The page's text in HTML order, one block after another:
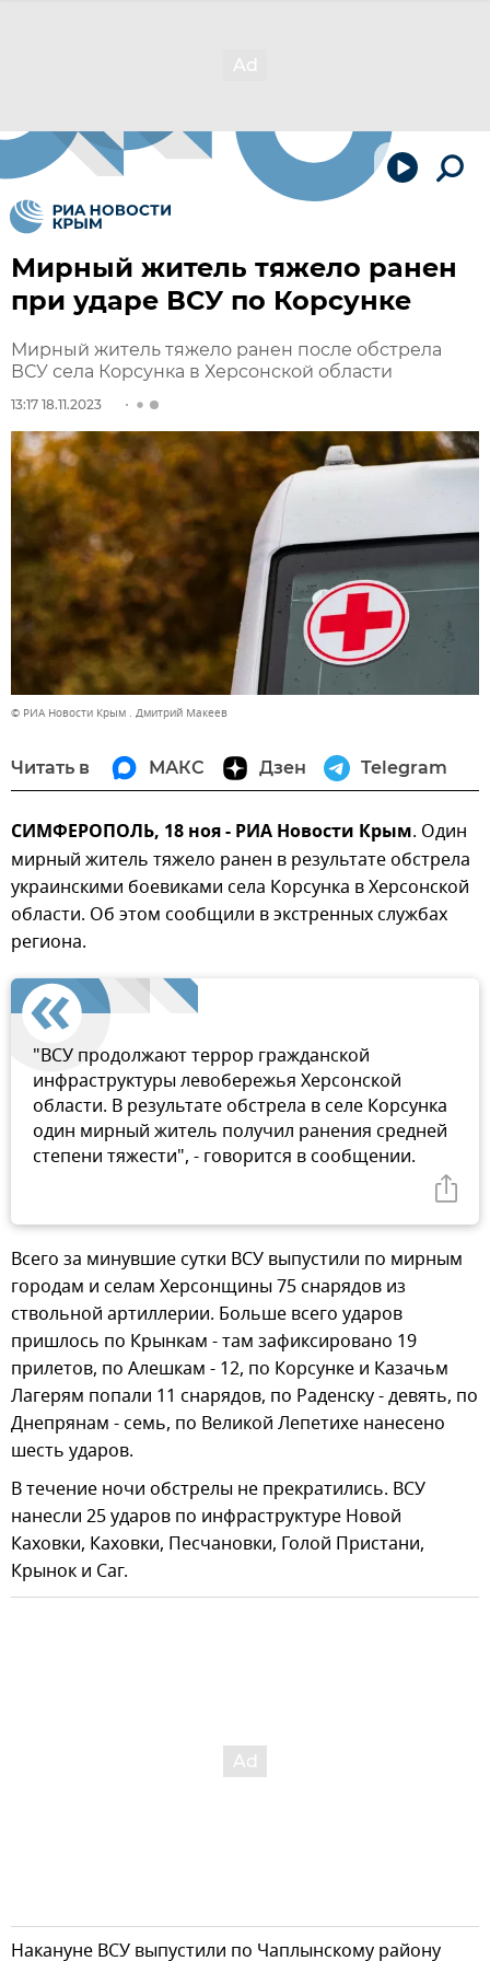
Мирный житель тяжело ранен
при ударе ВСУ по Корсунке
Мирный житель тяжело ранен после обстрела
ВСУ села Корсунка в Херсонской области
13:17 18.11.2023
© РИА Новости Крым . Дмитрий Макеев
Читать в МАКС Дзен Telegram
СИМФЕРОПОЛЬ, 18 ноя - РИА Новости Крым. Один
мирный житель тяжело ранен в результате обстрела
украинскими боевиками села Корсунка в Херсонской
области. Об этом сообщили в экстренных службах
региона.
"ВСУ продолжают террор гражданской
инфраструктуры левобережья Херсонской
области. В результате обстрела в селе Корсунка
один мирный житель получил ранения средней
степени тяжести", - говорится в сообщении.
Всего за минувшие сутки ВСУ выпустили по мирным
городам и селам Херсонщины 75 снарядов из
ствольной артиллерии. Больше всего ударов
пришлось по Крынкам - там зафиксировано 19
прилетов, по Алешкам - 12, по Корсунке и Казачьм
Лагерям попали 11 снарядов, по Раденску - девять, по
Днепрянам - семь, по Великой Лепетихе нанесено
шесть ударов.
В течение ночи обстрелы не прекратились. ВСУ
нанесли 25 ударов по инфраструктуре Новой
Каховки, Каховки, Песчановки, Голой Пристани,
Крынок и Саг.
Накануне ВСУ выпустили по Чаплынскому району